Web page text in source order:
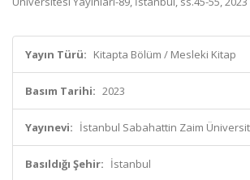
Yayın Türü: Kitapta Bölüm / Mesleki Kitap
Basım Tarihi: 2023
Yayınevi: İstanbul Sabahattin Zaim
Basıldığı Şehir: İstanbul